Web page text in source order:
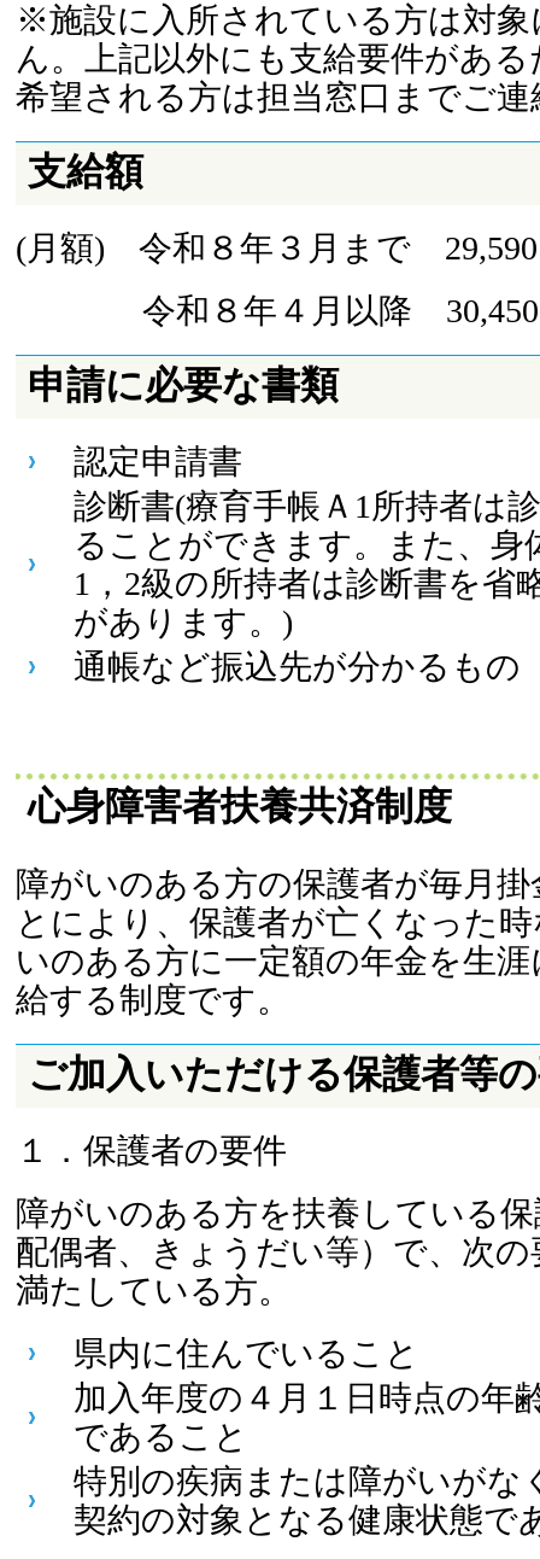
※施設に入所されている方は対
ん。上記以外にも支給要件があ
希望される方は担当窓口までご
支給額
(月額) 令和８年３月まで
令和８年４月以降 30,450
申請に必要な書類
認定申請書
診断書(療育手帳Ａ1所持者は
ることができます。また、身
1，2級の所持者は診断書を省
があります。)
通帳など振込先が分かるもの
心身障害者扶養共済制度
障がいのある方の保護者が毎月
とにより、保護者が亡くなった
いのある方に一定額の年金を生
給する制度です。
ご加入いただける保護者等
１．保護者の要件
障がいのある方を扶養している
配偶者、きょうだい等）で、次
満たしている方。
県内に住んでいること
加入年度の４月１日時点の年
であること
特別の疾病または障がいがな
契約の対象となる健康状態で